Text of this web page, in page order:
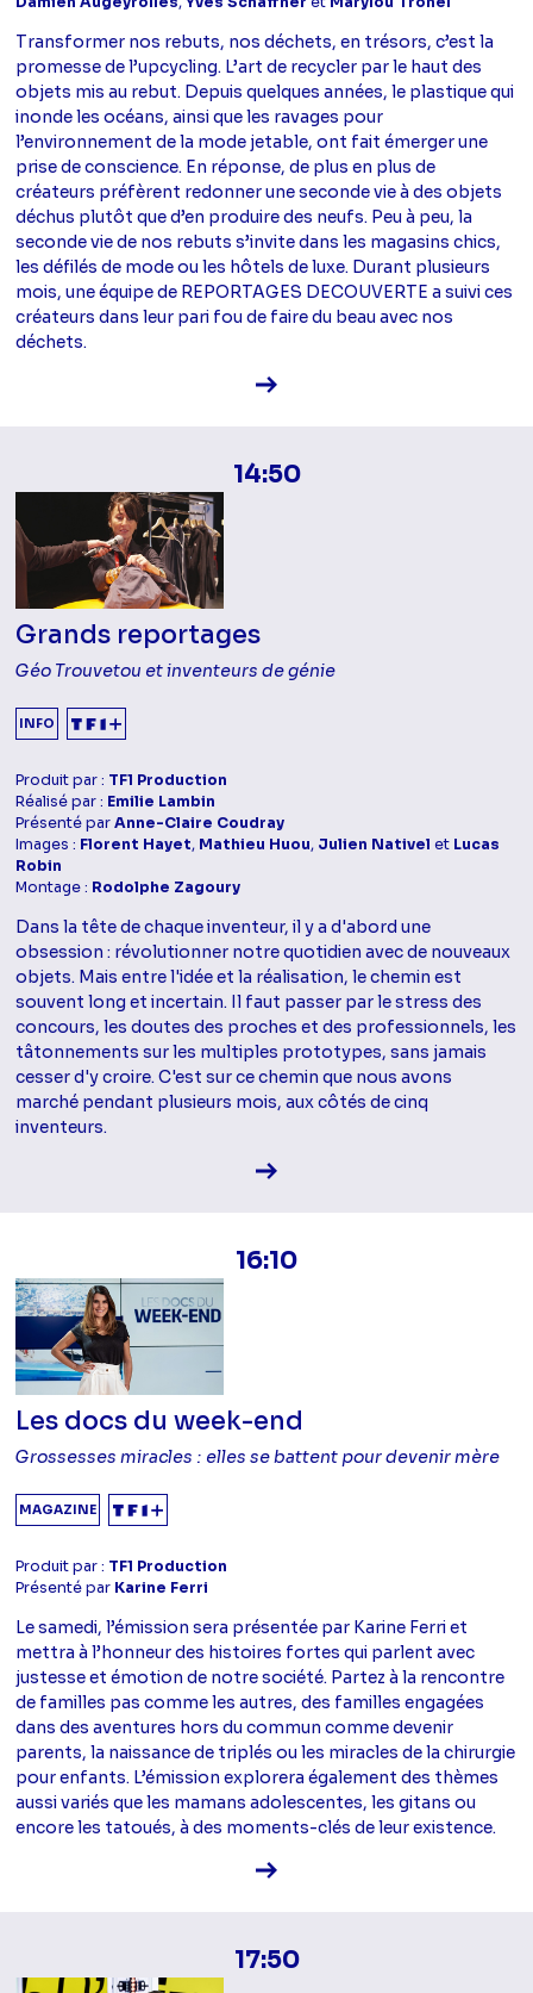
Transformer nos rebuts, nos déchets, en trésors, c’est la
promesse de l’upcycling. L’art de recycler par le haut des
objets mis au rebut. Depuis quelques années, le plastique qui
inonde les océans, ainsi que les ravages pour
l’environnement de la mode jetable, ont fait émerger une
prise de conscience. En réponse, de plus en plus de
créateurs préfèrent redonner une seconde vie à des objets
déchus plutôt que d’en produire des neufs. Peu à peu, la
seconde vie de nos rebuts s’invite dans les magasins chics,
les défilés de mode ou les hôtels de luxe. Durant plusieurs
mois, une équipe de REPORTAGES DECOUVERTE a suivi ces
créateurs dans leur pari fou de faire du beau avec nos
déchets.
Voir la fiche diffusion
14:50
Grands reportages
Géo Trouvetou et inventeurs de génie
INFO
Produit par : TF1 Production
Réalisé par : Emilie Lambin
Présenté parAnne-Claire Coudray
Images : Florent Hayet, Mathieu Huou, Julien Nativel et Lucas
Robin
Montage : Rodolphe Zagoury
Dans la tête de chaque inventeur, il y a d'abord une
obsession : révolutionner notre quotidien avec de nouveaux
objets. Mais entre l'idée et la réalisation, le chemin est
souvent long et incertain. Il faut passer par le stress des
concours, les doutes des proches et des professionnels, les
tâtonnements sur les multiples prototypes, sans jamais
cesser d'y croire. C'est sur ce chemin que nous avons
marché pendant plusieurs mois, aux côtés de cinq
inventeurs.
Voir la fiche diffusion
16:10
Les docs du week-end
Grossesses miracles : elles se battent pour devenir mère
MAGAZINE
Produit par : TF1 Production
Présenté par Karine Ferri
Le samedi, l’émission sera présentée par Karine Ferri et
mettra à l’honneur des histoires fortes qui parlent avec
justesse et émotion de notre société. Partez à la rencontre
de familles pas comme les autres, des familles engagées
dans des aventures hors du commun comme devenir
parents, la naissance de triplés ou les miracles de la chirurgie
pour enfants. L’émission explorera également des thèmes
aussi variés que les mamans adolescentes, les gitans ou
encore les tatoués, à des moments-clés de leur existence.
Voir la fiche diffusion
17:50